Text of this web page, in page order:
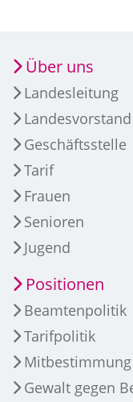
Über uns
Landesleitung
Landesvorstand
Geschäftsstelle
Tarif
Frauen
Senioren
Jugend
Positionen
Beamtenpolitik
Tarifpolitik
Mitbestimmung
Gewalt gegen